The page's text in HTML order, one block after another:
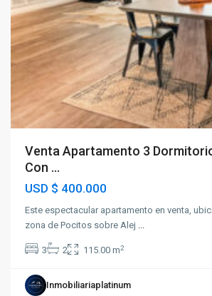
Venta Apartamento 3
Con ...
USD $ 400.000
Este espectacular apartamento en venta,
zona de Pocitos sobre Alej ...
3 2 115.00 m2
Inmobiliariaplatinum